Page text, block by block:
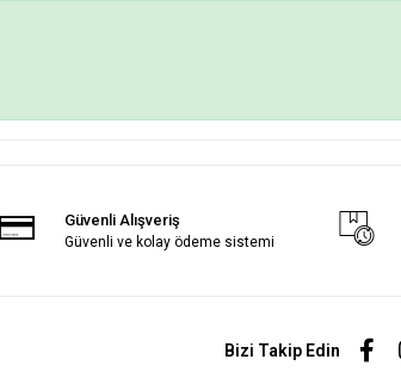
Güvenli Alışveriş
Güvenli ve kolay ödeme sistemi
Bizi Takip Edin